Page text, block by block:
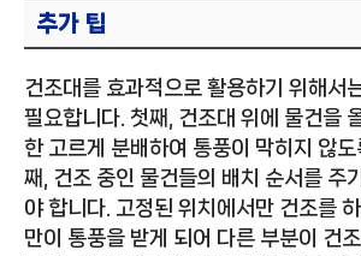
추가 팁
건조대를 효과적으로 활용하기 위해서
필요합니다. 첫째, 건조대 위에 물건을
한 고르게 분배하여 통풍이 막히지 않
째, 건조 중인 물건들의 배치 순서를 주
야 합니다. 고정된 위치에서만 건조를
만이 통풍을 받게 되어 다른 부분이 건